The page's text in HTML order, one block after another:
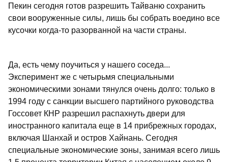
Пекин сегодня готов разрешить Тайваню сохранить
свои вооруженные силы, лишь бы собрать воедино все
кусочки когда-то разорванной на части страны.
Да, есть чему поучиться у нашего соседа...
Эксперимент же с четырьмя специальными
экономическими зонами тянулся очень долго: только в
1994 году с санкции высшего партийного руководства
Госсовет КНР разрешил распахнуть двери для
иностранного капитала еще в 14 прибрежных городах,
включая Шанхай и остров Хайнань. Сегодня
специальные экономические зоны, занимая всего лишь